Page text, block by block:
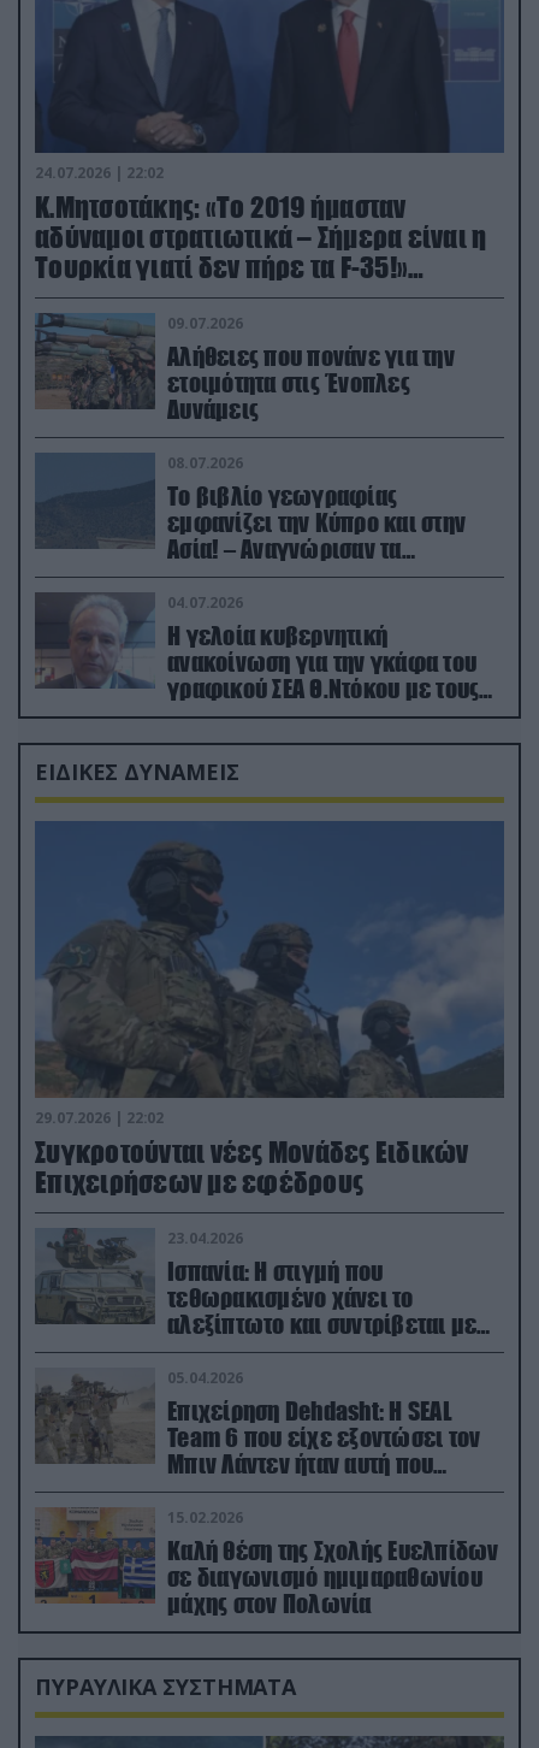
24.07.2026 | 22:02
Κ.Μητσοτάκης: «Το 2019 ήμασταν
αδύναμοι στρατιωτικά – Σήμερα είναι η
Τουρκία γιατί δεν πήρε τα F-35!»
(βίντεο)
09.07.2026
Αλήθειες που πονάνε για την
ετοιμότητα στις Ένοπλες
Δυνάμεις
08.07.2026
Το βιβλίο γεωγραφίας
εμφανίζει την Κύπρο και στην
Ασία! – Αναγνώρισαν τα
κατεχόμενα; (φωτο)
04.07.2026
Η γελοία κυβερνητική
ανακοίνωση για την γκάφα του
γραφικού ΣΕΑ Θ.Ντόκου με τους
Ρώσους φαρσέρ
ΕΙΔΙΚΕΣ ΔΥΝΑΜΕΙΣ
29.07.2026 | 22:02
Συγκροτούνται νέες Μονάδες Ειδικών
Επιχειρήσεων με εφέδρους
23.04.2026
Ισπανία: Η στιγμή που
τεθωρακισμένο χάνει το
αλεξίπτωτο και συντρίβεται με
ορμή στο έδαφος (βίντεο)
05.04.2026
Επιχείρηση Dehdasht: Η SEAL
Team 6 που είχε εξοντώσει τον
Μπιν Λάντεν ήταν αυτή που
διέσωσε τον πιλότο του F-15
15.02.2026
Καλή θέση της Σχολής Ευελπίδων
σε διαγωνισμό ημιμαραθωνίου
μάχης στον Πολωνία
ΠΥΡΑΥΛΙΚΑ ΣΥΣΤΗΜΑΤΑ